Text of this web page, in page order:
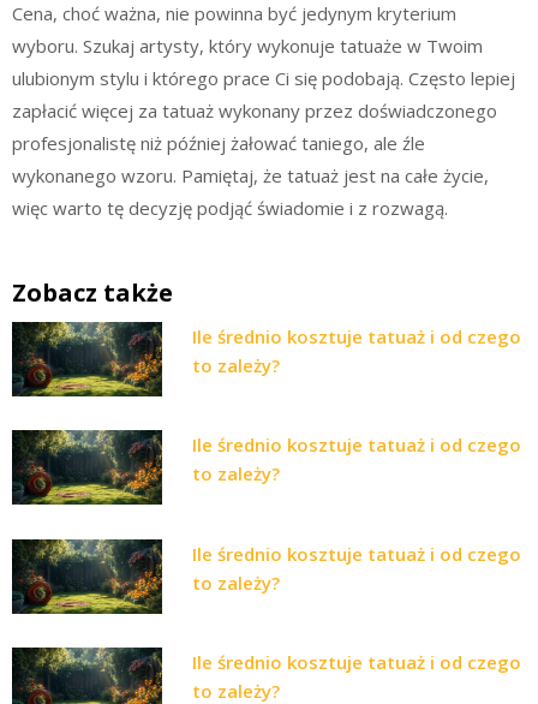
Cena, choć ważna, nie powinna być jedynym kryterium
wyboru. Szukaj artysty, który wykonuje tatuaże w Twoim
ulubionym stylu i którego prace Ci się podobają. Często lepiej
zapłacić więcej za tatuaż wykonany przez doświadczonego
profesjonalistę niż później żałować taniego, ale źle
wykonanego wzoru. Pamiętaj, że tatuaż jest na całe życie,
więc warto tę decyzję podjąć świadomie i z rozwagą.
Zobacz także
Ile średnio kosztuje tatuaż i od czego
to zależy?
Ile średnio kosztuje tatuaż i od czego
to zależy?
Ile średnio kosztuje tatuaż i od czego
to zależy?
Ile średnio kosztuje tatuaż i od czego
to zależy?